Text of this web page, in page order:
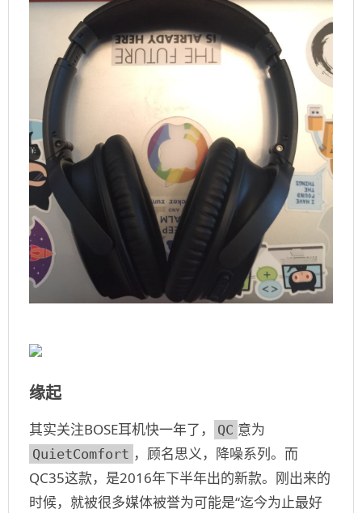
缘起
其实关注BOSE耳机快一年了， QC 意为
QuietComfort ，顾名思义，降噪系列。而
QC35这款，是2016年下半年出的新款。刚出来的
时候，就被很多媒体被誉为可能是“迄今为止最好